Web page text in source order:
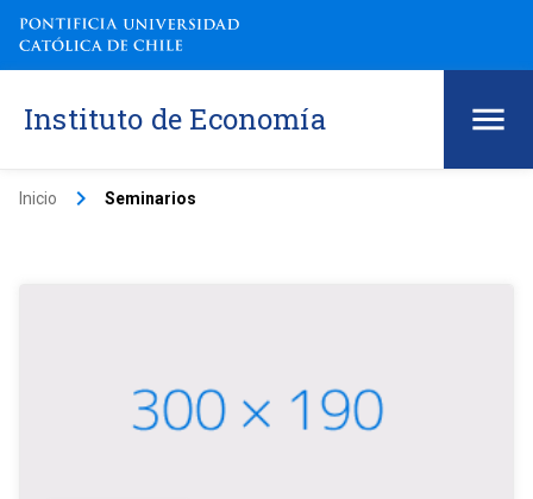
Instituto de Economía
Inicio keyboard_arrow_right Seminarios